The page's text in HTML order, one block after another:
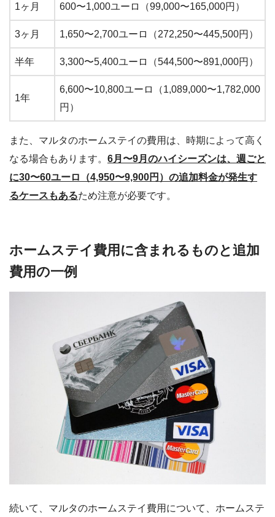
1ヶ月 600〜1,000ユーロ（99,000〜165,000円）
3ヶ月 1,650〜2,700ユーロ（272,250〜445,500円）
半年 3,300〜5,400ユーロ（544,500〜891,000円）
1年
6,600〜10,800ユーロ（1,089,000〜1,782,000
円）
また、マルタのホームステイの費用は、時期によって高く
なる場合もあります。 6月〜9月のハイシーズンは、週ごと
に30〜60ユーロ（4,950〜9,900円）の追加料金が発生す
るケースもあるため注意が必要です。
ホームステイ費用に含まれるものと追加
費用の一例
続いて、マルタのホームステイ費用について、ホームステ